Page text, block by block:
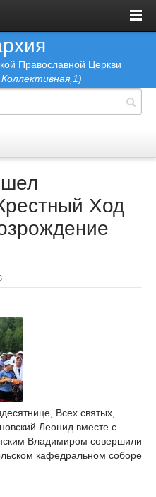
Православной Церкви
Ход
Всех святых,
Леонид вместе с
Владимиром совершили
кафедральном соборе